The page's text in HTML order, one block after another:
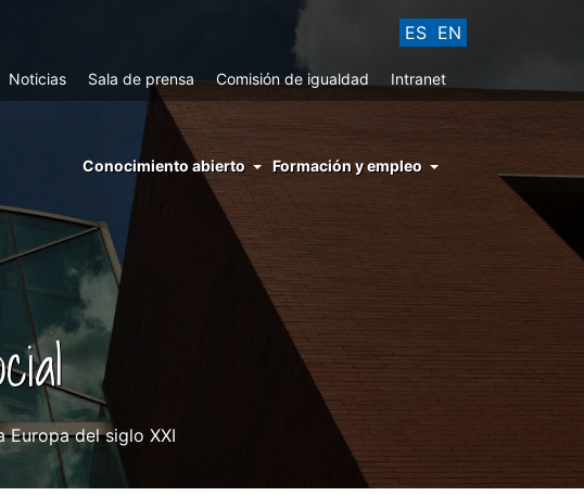
ES EN
Noticias Sala de prensa Comisión de igualdad Intranet
menu
conocimiento
abierto
Conocimiento abierto Formación y empleo
Europa del siglo XXI